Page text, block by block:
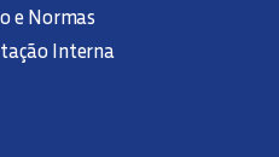
e Normas
Interna